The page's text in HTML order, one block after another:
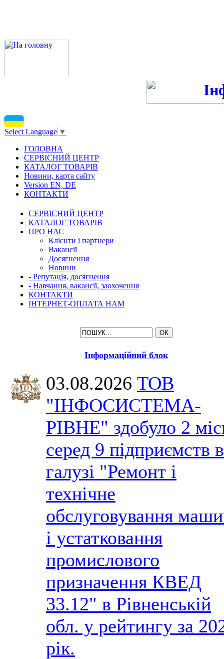
Select Language ▼
ГОЛОВНА
СЕРВІСНИЙ ЦЕНТР
КАТАЛОГ ТОВАРІВ
Новини, карта сайту
Version EN, DE
КОНТАКТИ
СЕРВІСНИЙ ЦЕНТР
КАТАЛОГ ТОВАРІВ
ПРО НАС
Клієнти і партнери
Вакансії
Досягнення
Новини
- Репутація, досягнення
- Навчання, вакансії, заохочення
КОНТАКТИ
ІНТЕРНЕТ-ОПЛАТА НАМ
Інформаційний блок
03.08.2026 ТОВ
"ІНФОСИСТЕМА-
РІВНЕ" здобуло 2
серед 9 підприємств в
галузі "Ремонт і
технічне
обслуговування
і устатковання
промислового
призначення КВЕД
33.12" в Рівненській
обл. у рейтингу за
рік.